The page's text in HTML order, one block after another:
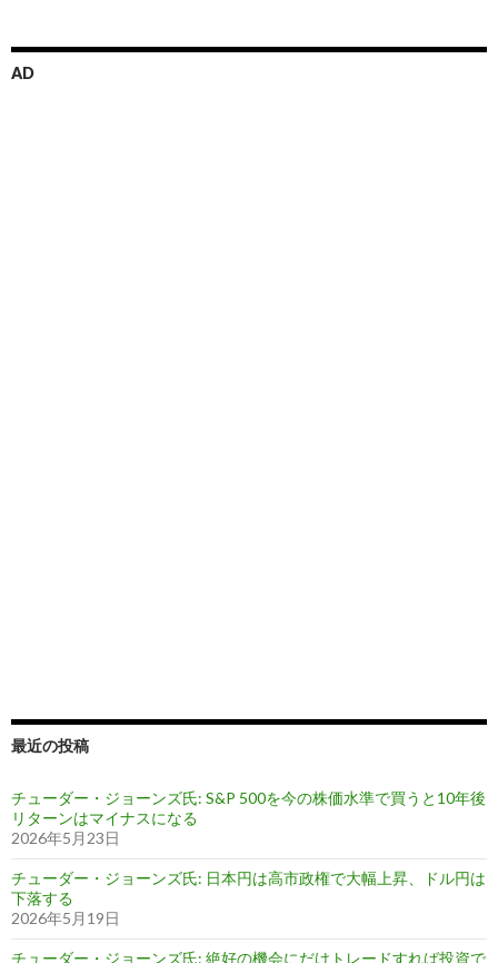
AD
最近の投稿
チューダー・ジョーンズ氏: S&P 500を今の株価水準で買うと10年後
リターンはマイナスになる
2026年5月23日
チューダー・ジョーンズ氏: 日本円は高市政権で大幅上昇、ドル円は
下落する
2026年5月19日
チューダー・ジョーンズ氏: 絶好の機会にだけトレードすれば投資で